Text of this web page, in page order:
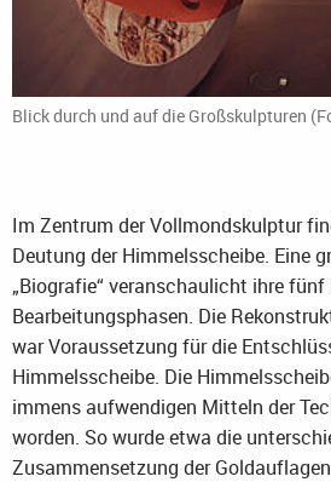
Blick durch und auf die Großskulpturen
Im Zentrum der Vollmondskulptur
Deutung der Himmelsscheibe. Eine
„Biografie“ veranschaulicht ihre fünf
Bearbeitungsphasen. Die
war Voraussetzung für die
Himmelsscheibe. Die
immens aufwendigen Mitteln der
worden. So wurde etwa die
Zusammensetzung der